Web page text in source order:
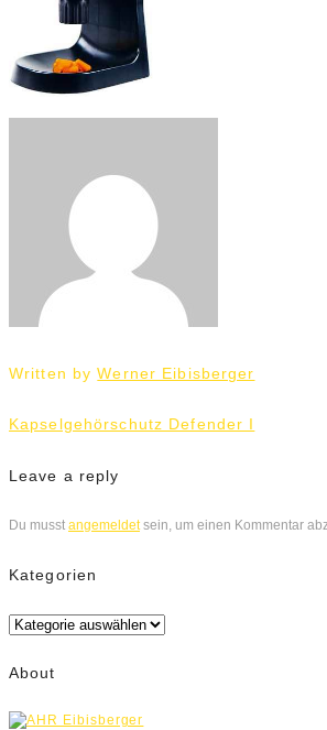
Written byWerner Eibisberger
Beitrags-
Navigation
Kapselgehörschutz Defender I
Leave a reply
Du musst angemeldetsein, um einen Kommentar
Kategorien
Kategorien
About